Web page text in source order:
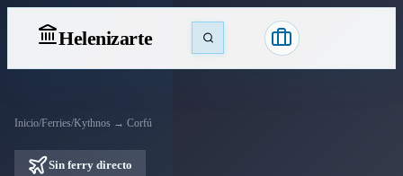
Helenizarte
Inicio/Ferries/Kythnos → Corfú
Sin ferry directo